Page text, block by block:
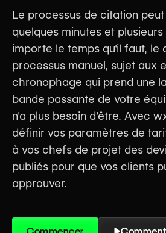
Le processus de citation
quelques minutes et plusieurs
importe le temps qu'il faut, le
processus manuel, sujet aux
chronophage qui prend une
bande passante de votre
n'a plus besoin d'être. Avec
définir vos paramètres de
à vos chefs de projet des
publiés pour que vos clients
approuver.